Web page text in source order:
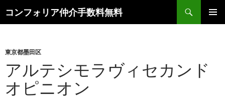
コンフォリア仲介手数料無料
索
ン
ツ
へ
ス
キ
東京都墨田区
アルテシモラヴィセカンド
オピニオン